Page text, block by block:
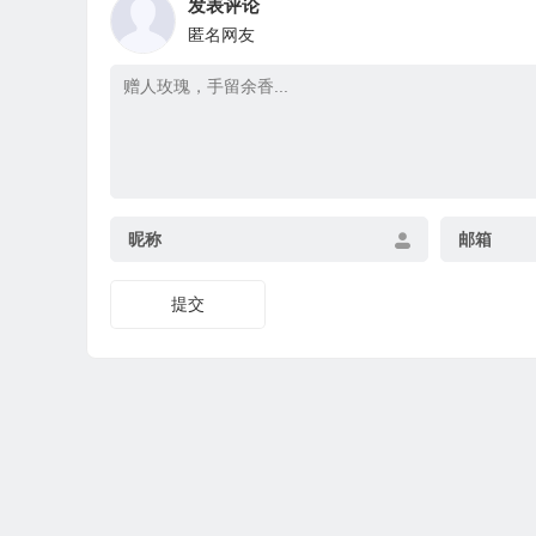
发表评论
匿名网友
昵称 邮箱
提交